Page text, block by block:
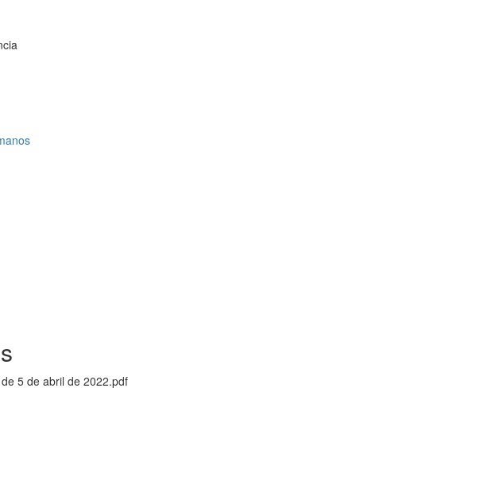
5 de abril de 2022.pdf